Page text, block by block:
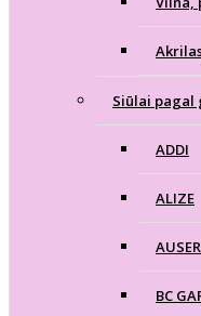
Siūlai pagal
ADDI
ALIZE
BC